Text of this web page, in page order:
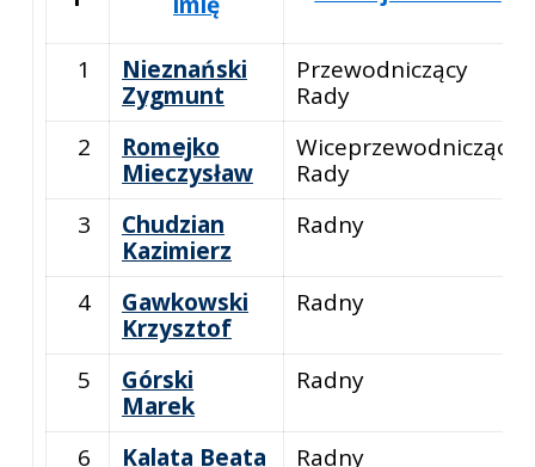
1
Nieznański
Zygmunt
Przewodniczący
Rady
2
Romejko
Mieczysław
Wiceprzewodniczący
Rady
3
Chudzian
Kazimierz
Radny
4
Gawkowski
Krzysztof
Radny
5
Górski
Marek
Radny
6 Kalata Beata
Radny